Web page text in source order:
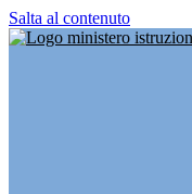
Salta al contenuto